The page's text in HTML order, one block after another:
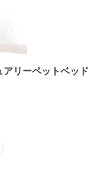
リーペットベッド